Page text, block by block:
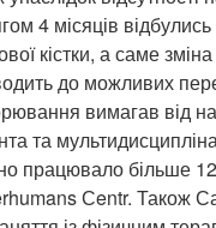
4 місяців
кістки, а саме
до можливих
вимагав від
та
працювало більше
Сentr. Також